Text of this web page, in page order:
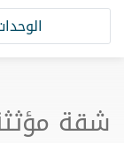
شقة